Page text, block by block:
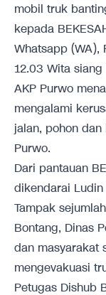
mobil truk
kepada
Whatsapp
12.03 Wita siang
AKP Purwo
mengalami
jalan, pohon
Purwo.
Dari pantauan
dikendarai
Tampak
Bontang, Dinas
dan masyarakat
mengevakuasi
Petugas Dishub